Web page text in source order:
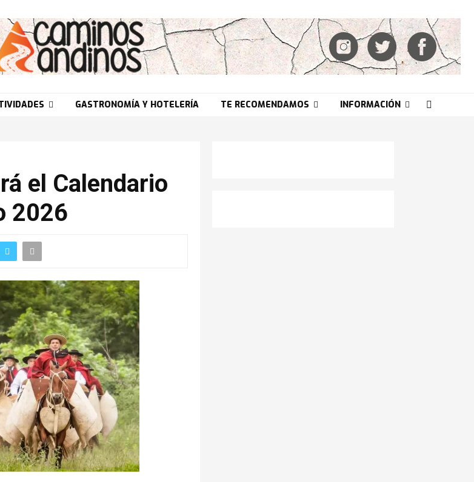
GASTRONOMÍA Y HOTELERÍA TE RECOMENDAMOS INFORMACIÓN
el Calendario
2026